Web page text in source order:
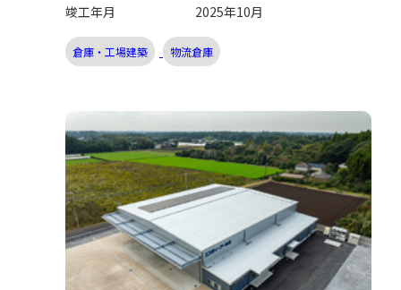
竣工年月
2025年10月
倉庫・工場建築 物流倉庫